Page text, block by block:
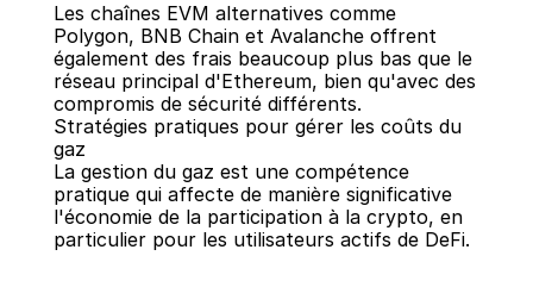
Les chaînes EVM alternatives comme
Polygon, BNB Chain et Avalanche offrent
également des frais beaucoup plus bas que le
réseau principal d'Ethereum, bien qu'avec des
compromis de sécurité différents.
Stratégies pratiques pour gérer les coûts du
gaz
La gestion du gaz est une compétence
pratique qui affecte de manière significative
l'économie de la participation à la crypto, en
particulier pour les utilisateurs actifs de DeFi.